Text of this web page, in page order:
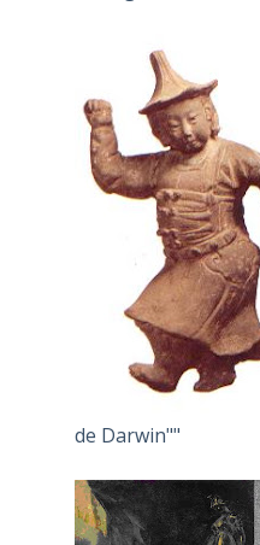
de Darwin""